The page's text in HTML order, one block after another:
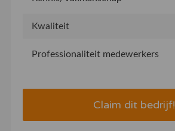
Kwaliteit
Professionaliteit medewerkers
Claim dit bedrijf!